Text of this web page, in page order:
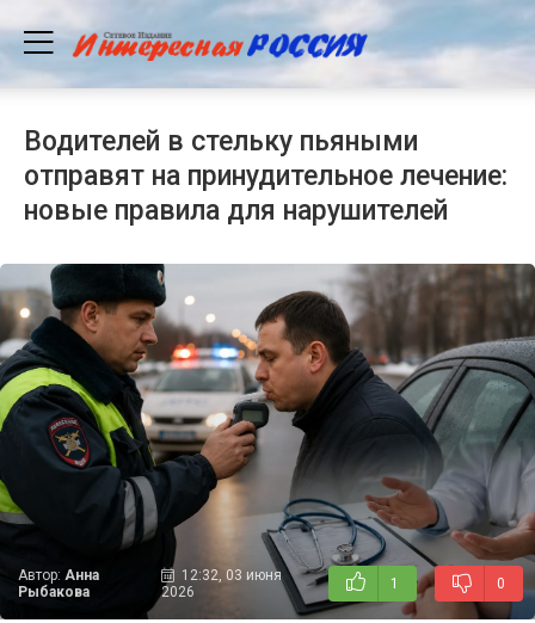
Водителей в стельку пьяными
отправят на принудительное лечение:
новые правила для нарушителей
Автор: Анна
Рыбакова
12:32, 03 июня
2026
1 0